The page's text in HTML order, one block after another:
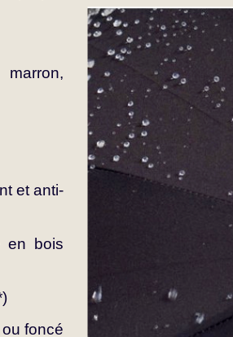
et anti-
en bois
foncé